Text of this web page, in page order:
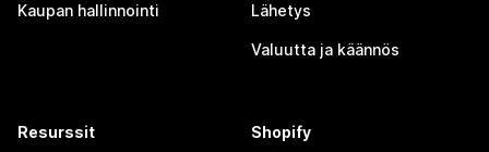
Kaupan hallinnointi Lähetys
Valuutta ja käännös
Resurssit Shopify